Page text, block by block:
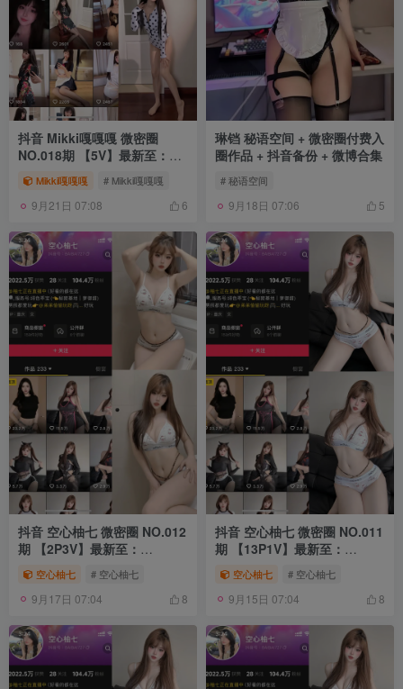
抖音 Mikki嘎嘎嘎 微密圈
NO.018期 【5V】最新至：
2025.5.20
Mikki嘎嘎嘎 # Mikki嘎嘎嘎
9月21日 07:08 6
琳铛 秘语空间 + 微密圈付费入
圈作品 + 抖音备份 + 微博合集
# 秘语空间
9月18日 07:06 5
抖音 空心柚七 微密圈 NO.012
期 【2P3V】最新至：
2025.7.30
空心柚七 # 空心柚七
9月17日 07:04 8
抖音 空心柚七 微密圈 NO.011
期 【13P1V】最新至：
2025.7.28
空心柚七 # 空心柚七
9月15日 07:04 8